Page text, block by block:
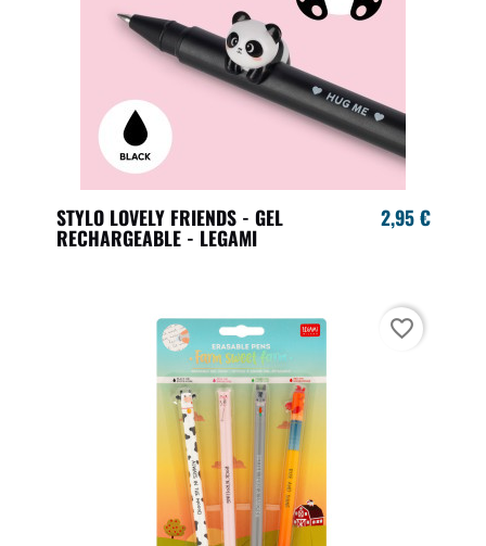
STYLO LOVELY FRIENDS - GEL
RECHARGEABLE - LEGAMI
2,95 €
favorite_border